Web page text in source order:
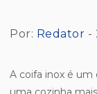
Por: Redator -
A coifa inox é um